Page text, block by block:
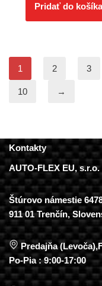
Pridať do košíka
1 2 3
10 →
Kontakty
AUTO-FLEX EU, s.r.o.
Štúrovo námestie
911 01 Trenčín,
Predajňa
Po-Pia : 9:00-17:00